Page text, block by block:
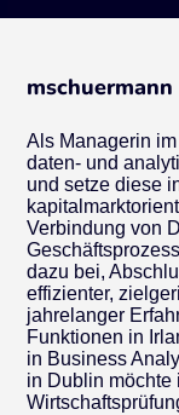
mschuermann
Als Managerin
daten- und
und setze diese
Verbindung von
dazu bei,
effizienter,
jahrelanger
Funktionen in
in Business
in Dublin möchte